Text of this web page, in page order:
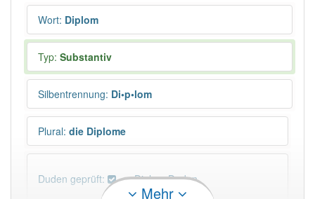
Wort: Diplom
Typ: Substantiv
Silbentrennung: Di•p•lom
Plural: die Diplome
Duden geprüft: Diplom Duden
Mehr